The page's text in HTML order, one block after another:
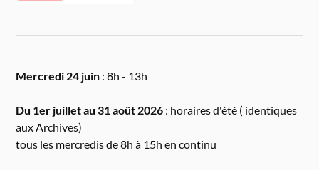
Mercredi 24 juin : 8h - 13h
Du 1er juillet au 31 août 2026 : horaires d'été ( identiques
aux Archives)
tous les mercredis de 8h à 15h en continu